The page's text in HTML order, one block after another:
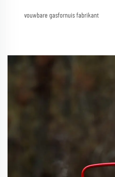
vouwbare gasfornuis fabrikant